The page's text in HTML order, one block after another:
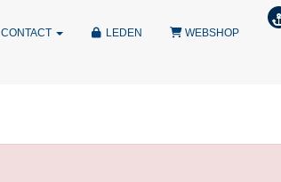
CONTACT LEDEN WEBSHOP